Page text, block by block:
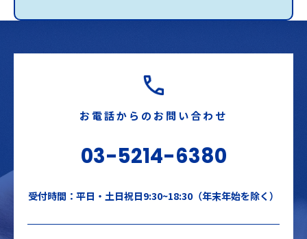
お電話からのお問い合わせ
03-5214-6380
受付時間：平日・土日祝日9:30~18:30（年末年始を除く）